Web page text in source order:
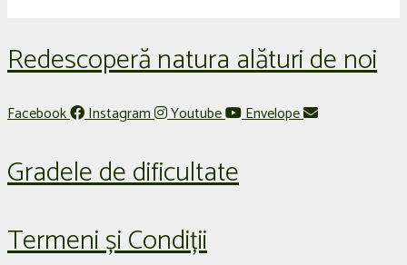
Redescoperă natura alături de noi
Facebook Instagram Youtube Envelope
Gradele de dificultate
Termeni și Condiții